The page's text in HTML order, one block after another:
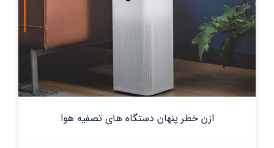
ازن خطر پنهان دستگاه های تصفیه هوا